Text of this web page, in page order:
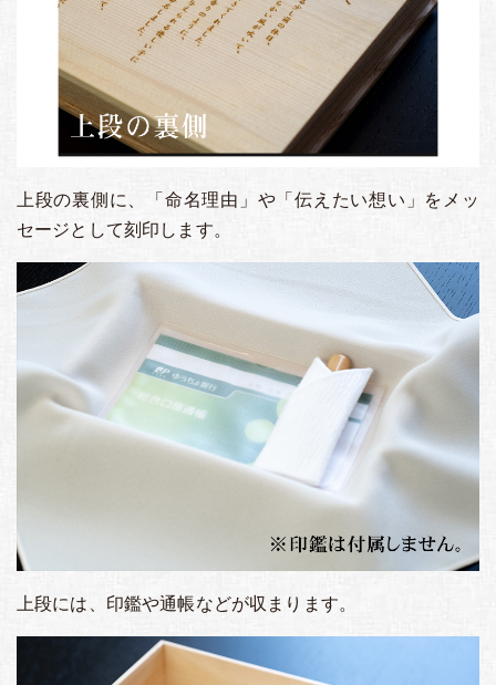
上段の裏側に、「命名理由」や「伝えたい想い」をメッ
セージとして刻印します。
上段には、印鑑や通帳などが収まります。